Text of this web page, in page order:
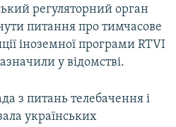
регуляторний орган
питання про тимчасове
іноземної програми RTVI
у відомстві.
з питань телебачення і
українських